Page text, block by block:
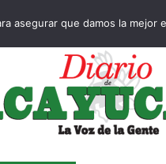
asegurar que damos la